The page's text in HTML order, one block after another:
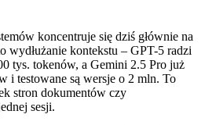
koncentruje się dziś głównie na
wydłużanie kontekstu – GPT-5 radzi
tys. tokenów, a Gemini 2.5 Pro już
i testowane są wersje o 2 mln. To
stron dokumentów czy
sesji.